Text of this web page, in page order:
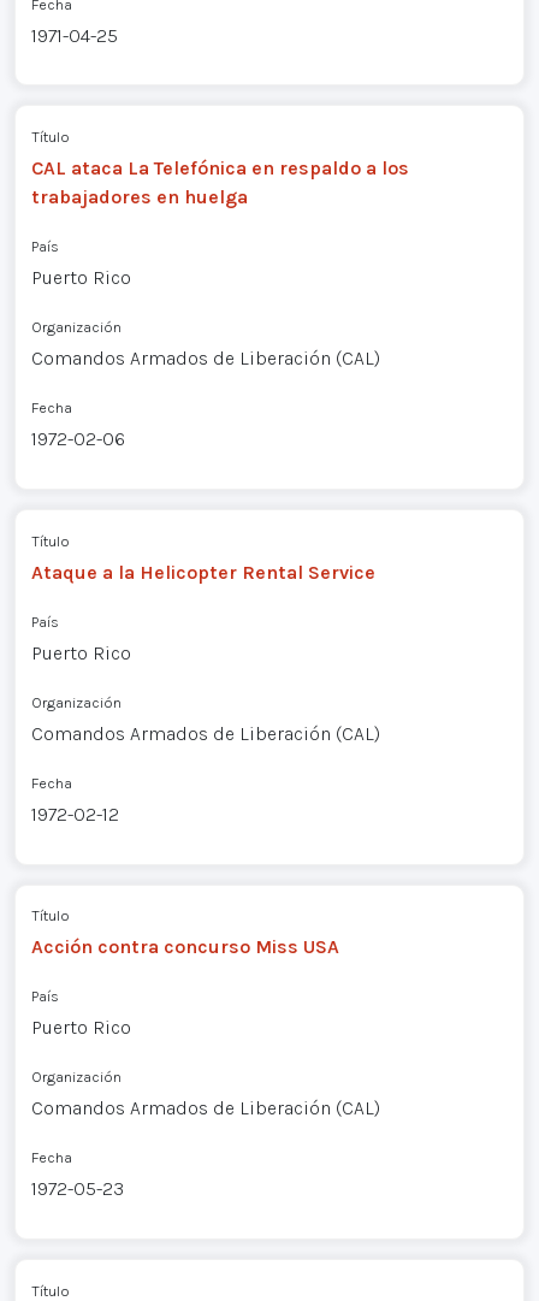
Fecha
1971-04-25
Título
CAL ataca La Telefónica en respaldo a los
trabajadores en huelga
País
Puerto Rico
Organización
Comandos Armados de Liberación (CAL)
Fecha
1972-02-06
Título
Ataque a la Helicopter Rental Service
País
Puerto Rico
Organización
Comandos Armados de Liberación (CAL)
Fecha
1972-02-12
Título
Acción contra concurso Miss USA
País
Puerto Rico
Organización
Comandos Armados de Liberación (CAL)
Fecha
1972-05-23
Título